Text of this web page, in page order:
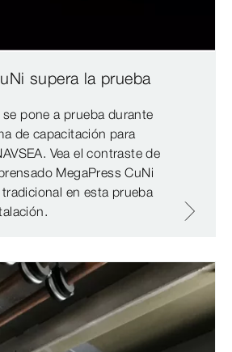
supera la prueba
pone a prueba durante
de capacitación para
Vea el contraste de
MegaPress CuNi
en esta prueba